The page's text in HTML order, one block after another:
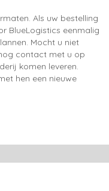
Als uw bestelling
BlueLogistics eenmalig
Mocht u niet
contact met u op
komen leveren.
hen een nieuwe